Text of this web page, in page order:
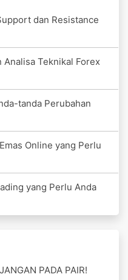
dan Resistance
Analisa Teknikal Forex
tanda Perubahan
Online yang Perlu
yang Perlu Anda
PADA PAIR!